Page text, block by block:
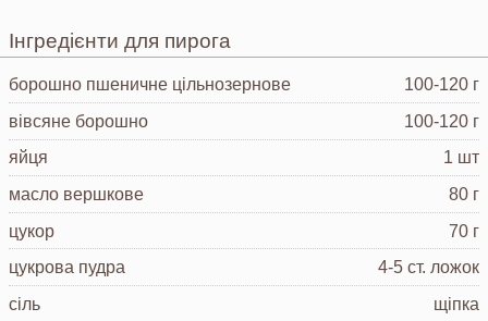
Інгредієнти для пирога
борошно пшеничне цільнозернове
100-120 г
вівсяне борошно
100-120 г
яйця
1 шт
масло вершкове
80 г
цукор
70 г
цукрова пудра
4-5 ст. ложок
сіль
щіпка